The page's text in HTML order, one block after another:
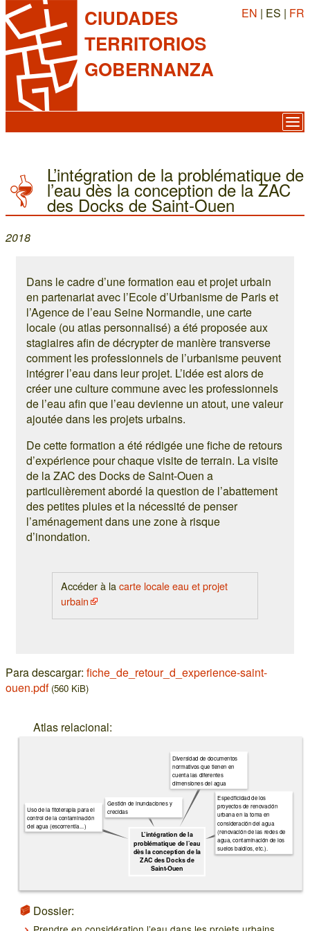
CIUDADES
TERRITORIOS
GOBERNANZA
EN | ES | FR
L’intégration de la problématique de
l’eau dès la conception de la ZAC
des Docks de Saint-Ouen
2018
Dans le cadre d’une formation eau et projet urbain
en partenariat avec l’Ecole d’Urbanisme de Paris et
l’Agence de l’eau Seine Normandie, une carte
locale (ou atlas personnalisé) a été proposée aux
stagiaires afin de décrypter de manière transverse
comment les professionnels de l’urbanisme peuvent
intégrer l’eau dans leur projet. L’idée est alors de
créer une culture commune avec les professionnels
de l’eau afin que l’eau devienne un atout, une valeur
ajoutée dans les projets urbains.
De cette formation a été rédigée une fiche de retours
d’expérience pour chaque visite de terrain. La visite
de la ZAC des Docks de Saint-Ouen a
particulièrement abordé la question de l’abattement
des petites pluies et la nécessité de penser
l’aménagement dans une zone à risque
d’inondation.
Accéder à lacarte locale eau et projet
urbain
Para descargar: fiche_de_retour_d_experience-saint-
ouen.pdf (560 KiB)
Atlas relacional:
L’intégration de la
problématique de l’eau
dès la conception de la
ZAC des Docks de
Saint-Ouen
Especificidad de los
proyectos de renovación
urbana en la toma en
consideración del agua
(renovación de las redes de
agua, contaminación de los
suelos baldíos, etc.).
Diversidad de documentos
normativos que tienen en
cuenta las diferentes
dimensiones del agua
Gestión de inundaciones y
crecidas
Uso de la fitoterapia para el
control de la contaminación
del agua (escorrentía...)
Dossier: